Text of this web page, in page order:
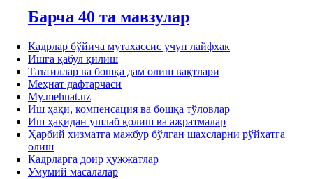
Барча 40 та мавзулар
Кадрлар бўйича мутахассис учун лайфхак
Ишга қабул қилиш
Таътиллар ва бошқа дам олиш вақтлари
Меҳнат дафтарчаси
My.mehnat.uz
Иш ҳақи, компенсация ва бошқа тўловлар
Иш ҳақидан ушлаб қолиш ва ажратмалар
Ҳарбий хизматга мажбур бўлган шахсларни рўйхатга
олиш
Кадрларга доир ҳужжатлар
Умумий масалалар